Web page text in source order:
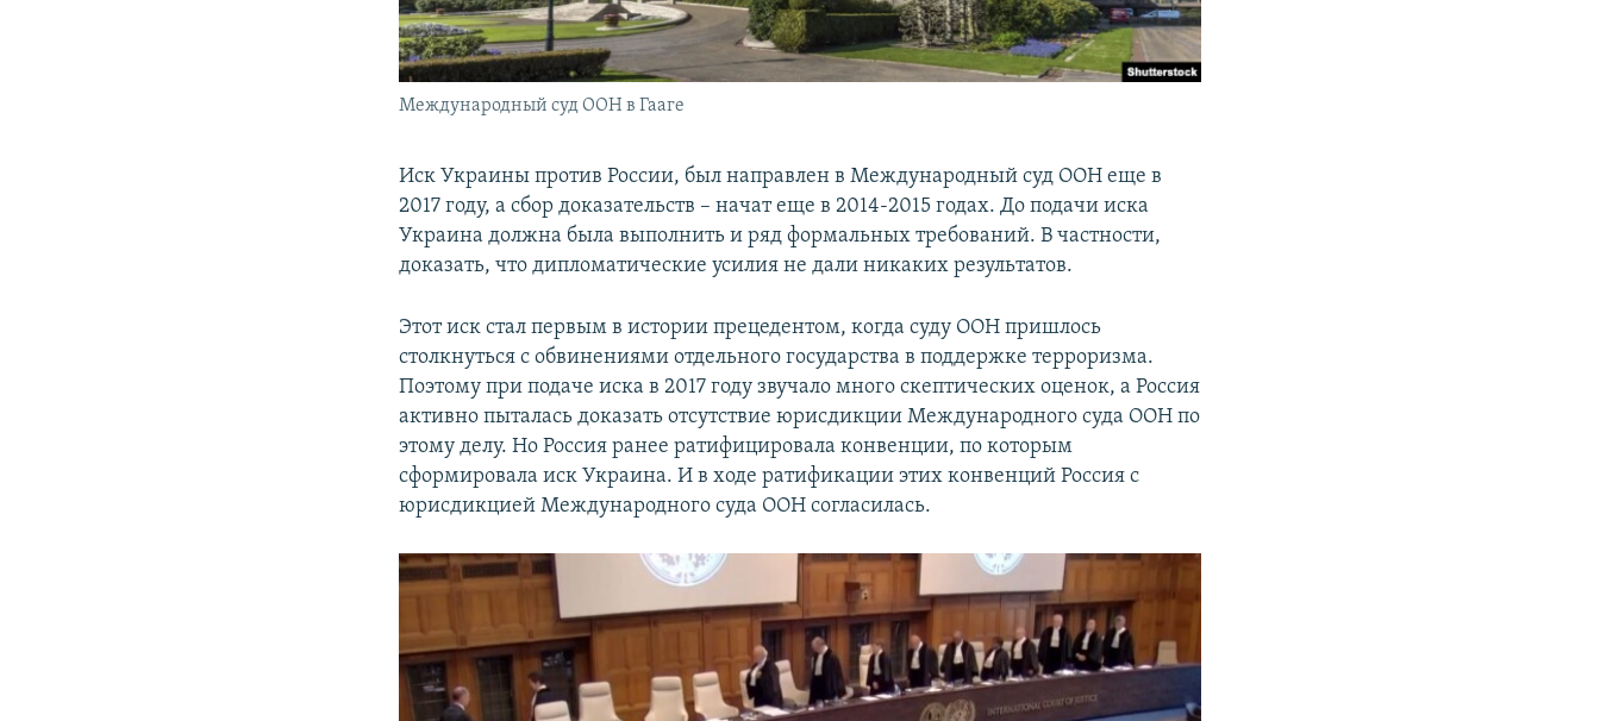
Международный суд ООН в Гааге
Иск Украины против России, был направлен в Международный суд ООН еще в
2017 году, а сбор доказательств – начат еще в 2014-2015 годах. До подачи иска
Украина должна была выполнить и ряд формальных требований. В частности,
доказать, что дипломатические усилия не дали никаких результатов.
Этот иск стал первым в истории прецедентом, когда суду ООН пришлось
столкнуться с обвинениями отдельного государства в поддержке терроризма.
Поэтому при подаче иска в 2017 году звучало много скептических оценок, а Россия
активно пыталась доказать отсутствие юрисдикции Международного суда ООН по
этому делу. Но Россия ранее ратифицировала конвенции, по которым
сформировала иск Украина. И в ходе ратификации этих конвенций Россия с
юрисдикцией Международного суда ООН согласилась.